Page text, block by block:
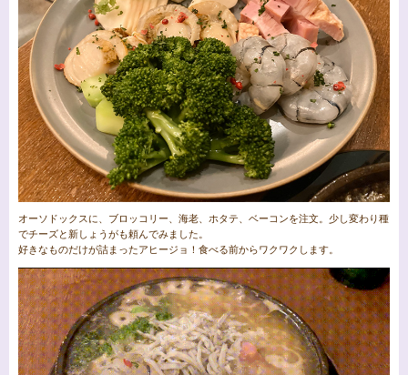
オーソドックスに、ブロッコリー、海老、ホタテ、ベーコンを注文。少し変わり種
でチーズと新しょうがも頼んでみました。
好きなものだけが詰まったアヒージョ！食べる前からワクワクします。